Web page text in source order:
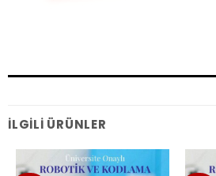
İLGILI ÜRÜNLER